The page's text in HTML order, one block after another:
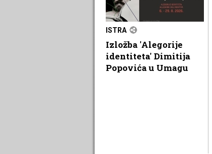
ISTRA
Izložba 'Alegorije
identiteta' Dimitija
Popovića u Umagu